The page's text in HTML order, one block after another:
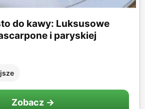
do kawy: Luksusowe
i paryskiej
Zobacz →